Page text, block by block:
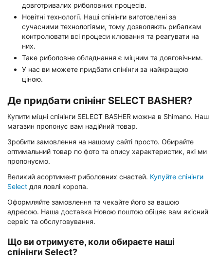
довготривалих риболовних процесів.
Новітні технології. Наші спінінги виготовлені за
сучасними технологіями, тому дозволяють рибалкам
контролювати всі процеси клювання та реагувати на
них.
Таке риболовне обладнання є міцним та довговічним.
У нас ви можете придбати спінінги за найкращою
ціною.
Де придбати спінінг SELECT BASHER?
Купити міцні спінінги SELECT BASHER можна в Shimano. Наш
магазин пропонує вам надійний товар.
Зробити замовлення на нашому сайті просто. Обирайте
оптимальний товар по фото та опису характеристик, які ми
пропонуємо.
Великий асортимент риболовних снастей. Купуйте спінінги
Select для ловлі коропа.
Оформляйте замовлення та чекайте його за вашою
адресою. Наша доставка Новою поштою обіцяє вам якісний
сервіс та обслуговування.
Що ви отримуєте, коли обираєте наші
спінінги Select?